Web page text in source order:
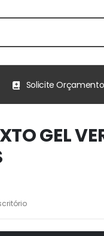
Solicite Orçamento
GEL